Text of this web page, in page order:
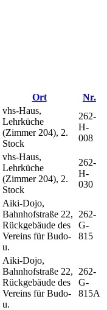
Ort
Nr.
vhs-Haus,
Lehrküche
(Zimmer 204), 2.
Stock
262-
H-
008
vhs-Haus,
Lehrküche
(Zimmer 204), 2.
Stock
262-
H-
030
Aiki-Dojo,
Bahnhofstraße 22,
Rückgebäude des
Vereins für Budo-
u.
262-
G-
815
Aiki-Dojo,
Bahnhofstraße 22,
Rückgebäude des
Vereins für Budo-
u.
262-
G-
815A